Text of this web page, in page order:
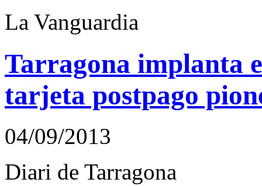
La Vanguardia
Tarragona implanta
tarjeta postpago
04/09/2013
Diari de Tarragona